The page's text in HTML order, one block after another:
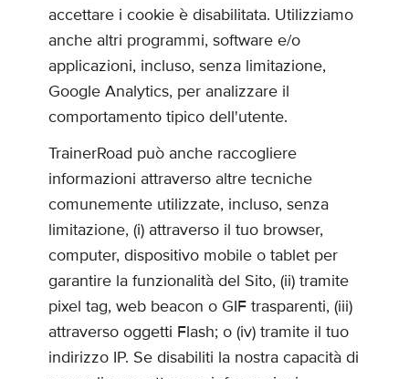
accettare i cookie è disabilitata. Utilizziamo
anche altri programmi, software e/o
applicazioni, incluso, senza limitazione,
Google Analytics, per analizzare il
comportamento tipico dell'utente.
TrainerRoad può anche raccogliere
informazioni attraverso altre tecniche
comunemente utilizzate, incluso, senza
limitazione, (i) attraverso il tuo browser,
computer, dispositivo mobile o tablet per
garantire la funzionalità del Sito, (ii) tramite
pixel tag, web beacon o GIF trasparenti, (iii)
attraverso oggetti Flash; o (iv) tramite il tuo
indirizzo IP. Se disabiliti la nostra capacità di